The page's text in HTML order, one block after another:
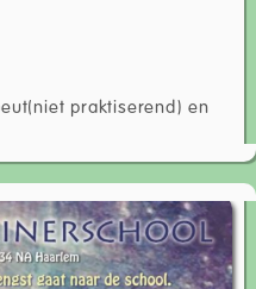
praktiserend) en